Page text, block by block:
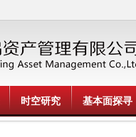
时空研究 基本面探寻